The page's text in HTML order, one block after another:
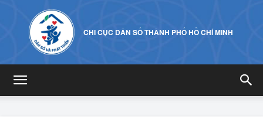
CHI CỤC DÂN SỐ THÀNH PHỐ HỒ CHÍ MINH